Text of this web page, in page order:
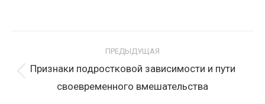
записям
ПРЕДЫДУЩАЯ
запись:
Признаки подростковой зависимости и пути
своевременного вмешательства